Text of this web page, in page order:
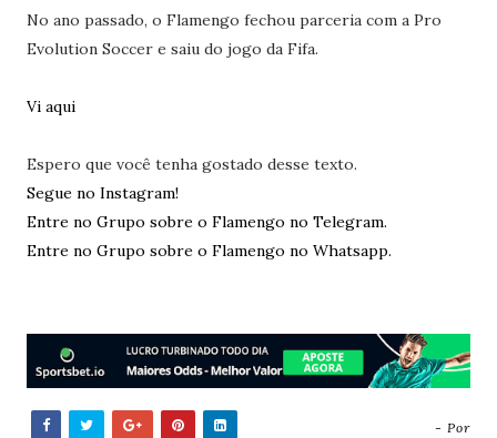
No ano passado, o Flamengo fechou parceria com a Pro
Evolution Soccer e saiu do jogo da Fifa.
Vi aqui
Espero que você tenha gostado desse texto.
Segue no Instagram!
Entre no Grupo sobre o Flamengo no Telegram.
Entre no Grupo sobre o Flamengo no Whatsapp.
- Por